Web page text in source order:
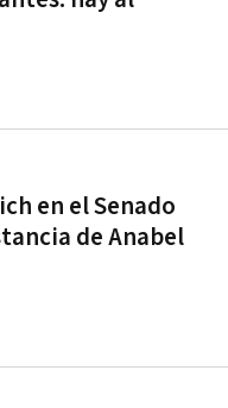
en el Senado
de Anabel